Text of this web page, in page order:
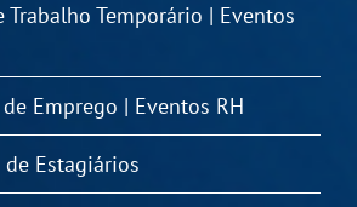
Trabalho Temporário | Eventos
Emprego | Eventos RH
Estagiários